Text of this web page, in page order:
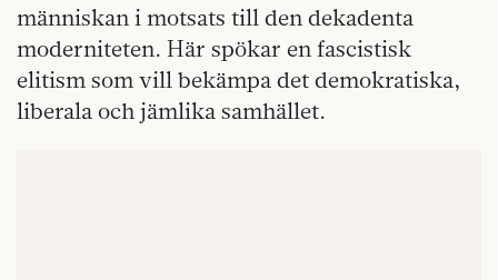
människan i motsats till den dekadenta
moderniteten. Här spökar en fascistisk
elitism som vill bekämpa det demokratiska,
liberala och jämlika samhället.